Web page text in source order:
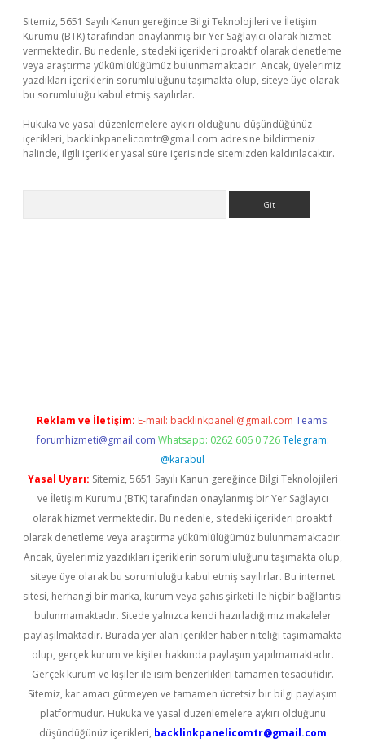
Sitemiz, 5651 Sayılı Kanun gereğince Bilgi Teknolojileri ve İletişim
Kurumu (BTK) tarafından onaylanmış bir Yer Sağlayıcı olarak hizmet
vermektedir. Bu nedenle, sitedeki içerikleri proaktif olarak denetleme
veya araştırma yükümlülüğümüz bulunmamaktadır. Ancak, üyelerimiz
yazdıkları içeriklerin sorumluluğunu taşımakta olup, siteye üye olarak
bu sorumluluğu kabul etmiş sayılırlar.
Hukuka ve yasal düzenlemelere aykırı olduğunu düşündüğünüz
içerikleri, backlinkpanelicomtr@gmail.com adresine bildirmeniz
halinde, ilgili içerikler yasal süre içerisinde sitemizden kaldırılacaktır.
Reklam ve İletişim: E-mail: backlinkpaneli@gmail.com Teams:
forumhizmeti@gmail.com Whatsapp: 0262 606 0 726 Telegram:
@karabul
Yasal Uyarı: Sitemiz, 5651 Sayılı Kanun gereğince Bilgi Teknolojileri
ve İletişim Kurumu (BTK) tarafından onaylanmış bir Yer Sağlayıcı
olarak hizmet vermektedir. Bu nedenle, sitedeki içerikleri proaktif
olarak denetleme veya araştırma yükümlülüğümüz bulunmamaktadır.
Ancak, üyelerimiz yazdıkları içeriklerin sorumluluğunu taşımakta olup,
siteye üye olarak bu sorumluluğu kabul etmiş sayılırlar. Bu internet
sitesi, herhangi bir marka, kurum veya şahıs şirketi ile hiçbir bağlantısı
bulunmamaktadır. Sitede yalnızca kendi hazırladığımız makaleler
paylaşılmaktadır. Burada yer alan içerikler haber niteliği taşımamakta
olup, gerçek kurum ve kişiler hakkında paylaşım yapılmamaktadır.
Gerçek kurum ve kişiler ile isim benzerlikleri tamamen tesadüfidir.
Sitemiz, kar amacı gütmeyen ve tamamen ücretsiz bir bilgi paylaşım
platformudur. Hukuka ve yasal düzenlemelere aykırı olduğunu
düşündüğünüz içerikleri, backlinkpanelicomtr@gmail.com